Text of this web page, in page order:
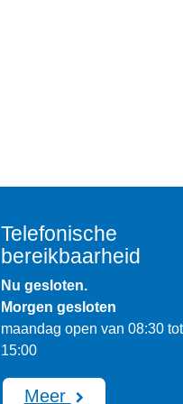
Telefonische
bereikbaarheid
Nu gesloten.
Morgen gesloten
maandag open van 08:30 tot
15:00
Meer